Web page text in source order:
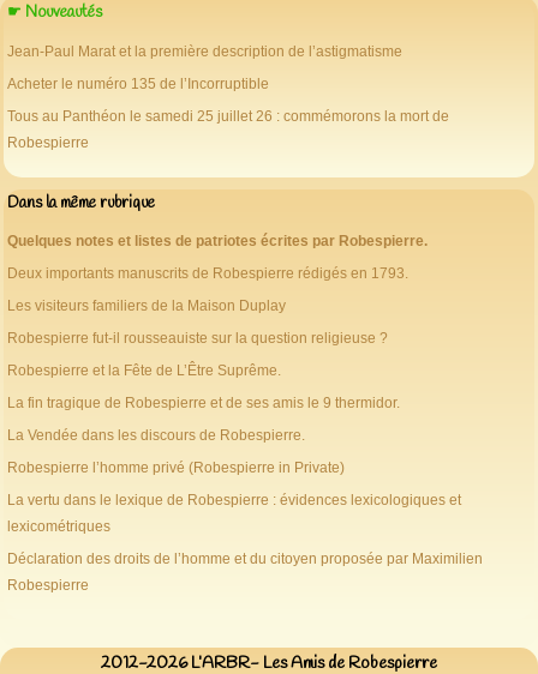
☛ Nouveautés
Jean-Paul Marat et la première description de l’astigmatisme
Acheter le numéro 135 de l’Incorruptible
Tous au Panthéon le samedi 25 juillet 26 : commémorons la mort de
Robespierre
Dans la même rubrique
Quelques notes et listes de patriotes écrites par Robespierre.
Deux importants manuscrits de Robespierre rédigés en 1793.
Les visiteurs familiers de la Maison Duplay
Robespierre fut-il rousseauiste sur la question religieuse ?
Robespierre et la Fête de L’Être Suprême.
La fin tragique de Robespierre et de ses amis le 9 thermidor.
La Vendée dans les discours de Robespierre.
Robespierre l’homme privé (Robespierre in Private)
La vertu dans le lexique de Robespierre : évidences lexicologiques et
lexicométriques
Déclaration des droits de l’homme et du citoyen proposée par Maximilien
Robespierre
2012-2026 L’ARBR- Les Amis de Robespierre